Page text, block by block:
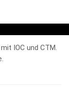
IOC und CTM.